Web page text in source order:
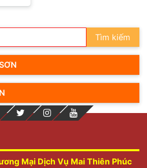
Tìm kiếm
Mại Dịch Vụ Mai Thiên Phúc